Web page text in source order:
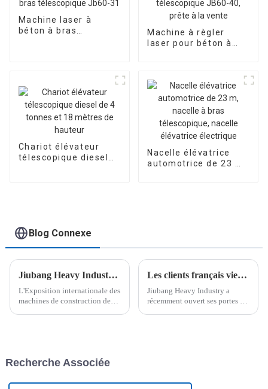
chariot télescopique
à flèche télescopique
Machine laser à
béton à bras
Machine à règler
laser pour béton à
Chariot élévateur
télescopique diesel
Nacelle élévatrice
automotrice de 23 m,
Blog Connexe
Jiubang Heavy Industry - Focus sur le stand 3-337 du Salon international des machines de construction de Moscou
L'Exposition internationale des
machines de construction de
pour participer à l'exposition,
Les clients français viennent visiter l'usine, les amis viennent déguster du vin et de la viande
Jiubang Heavy Industry a
récemment ouvert ses portes et
Recherche Associée